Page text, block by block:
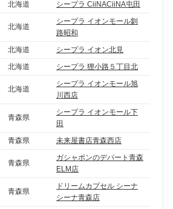
北海道 シープラ CiiNACiiNA屯田
北海道
シープラ イオンモール釧
路昭和
北海道
シープラ イオン北見
北海道 シープラ 狸小路５丁目北
北海道
シープラ イオンモール旭
川西店
青森県
シープラ イオンモール下
田
青森県 未来屋書店青森西店
青森県
ガシャポンのデパート青森
ELM店
青森県
ドリームカプセル シーナ
シーナ青森店